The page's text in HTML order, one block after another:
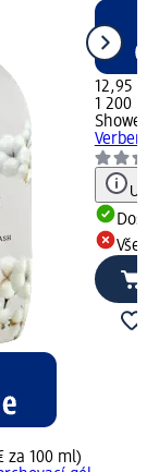
za 100 ml)
12,95 €
1 200 ml
Shower